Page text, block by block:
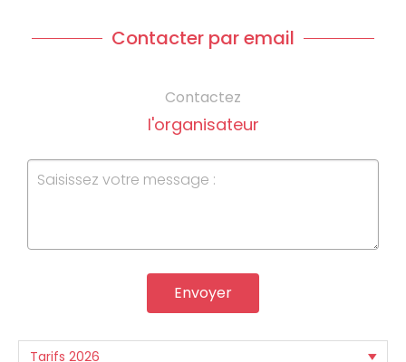
Contacter par email
Contactez
l'organisateur
Envoyer